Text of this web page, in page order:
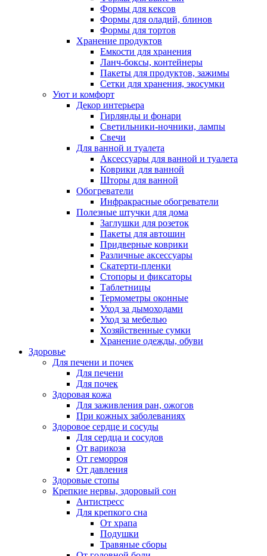
Формы для кексов
Формы для оладий, блинов
Формы для тортов
Хранение продуктов
Емкости для хранения
Ланч-боксы, контейнеры
Пакеты для продуктов, зажимы
Сетки для хранения, экосумки
Уют и комфорт
Декор интерьера
Гирлянды и фонари
Светильники-ночники, лампы
Свечи
Для ванной и туалета
Аксессуары для ванной и туалета
Коврики для ванной
Шторы для ванной
Обогреватели
Инфракрасные обогреватели
Полезные штучки для дома
Заглушки для розеток
Пакеты для автошин
Придверные коврики
Различные аксессуары
Скатерти-пленки
Стопоры и фиксаторы
Таблетницы
Термометры оконные
Уход за дымоходами
Уход за мебелью
Хозяйственные сумки
Хранение одежды, обуви
Здоровье
Для печени и почек
Для печени
Для почек
Здоровая кожа
Для заживления ран, ожогов
При кожных заболеваниях
Здоровое сердце и сосуды
Для сердца и сосудов
От варикоза
От геморроя
От давления
Здоровые стопы
Крепкие нервы, здоровый сон
Антистресс
Для крепкого сна
От храпа
Подушки
Травяные сборы